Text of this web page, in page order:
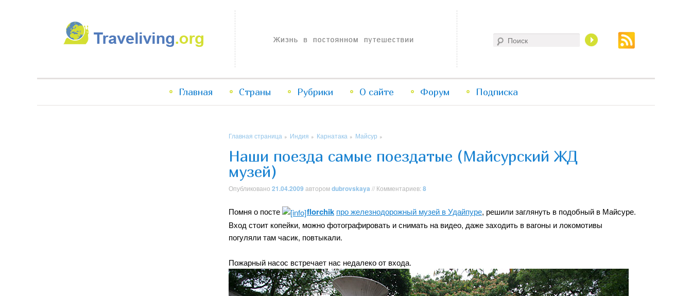
Traveliving
Жизнь в постоянном путешествии
Перейти
Перейти
Главная Страны Рубрики О сайте Форум Подписка
Главная страница » Индия » Карнатака » Майсур »
Наши поезда самые поездатые (Майсурский ЖД
музей)
Опубликовано 21.04.2009 авторомdubrovskaya // Комментариев: 8
Помня о посте florchik про железнодорожный музей в Удайпуре, решили заглянуть в подобный в Майсуре.
Вход стоит копейки, можно фотографировать и снимать на видео, даже заходить в вагоны и локомотивы
погуляли там часик, повтыкали.
Пожарный насос встречает нас недалеко от входа.